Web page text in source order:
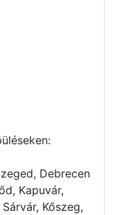
Debrecen
Kapuvár,
Kőszeg,